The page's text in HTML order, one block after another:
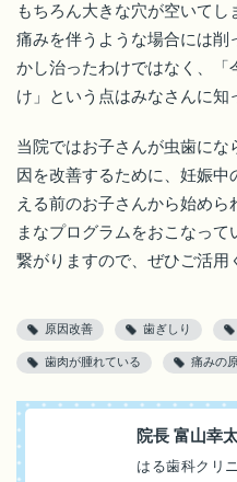
もちろん大きな穴が空いて
痛みを伴うような場合には削
かし治ったわけではなく、
け」という点はみなさんに知
当院ではお子さんが虫歯に
因を改善するために、妊娠
える前のお子さんから始め
まなプログラムをおこなっ
繋がりますので、ぜひご活用
原因改善 歯ぎしり
歯肉が腫れている 痛みの
院長 富山幸
はる歯科クリ